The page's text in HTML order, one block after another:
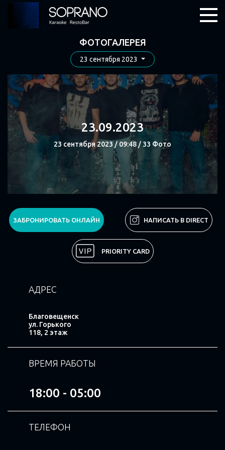
ФОТОГАЛЕРЕЯ
23 сентября 2023
23.09.2023
23 сентября 2023 / 09:48 / 33 Фото
Поделиться
ЗАБРОНИРОВАТЬ ОНЛАЙН НАПИСАТЬ В DIRECT
PRIORITY CARD
АДРЕС
Благовещенск
ул. Горького
118, 2 этаж
ВРЕМЯ РАБОТЫ
18:00 - 05:00
ТЕЛЕФОН